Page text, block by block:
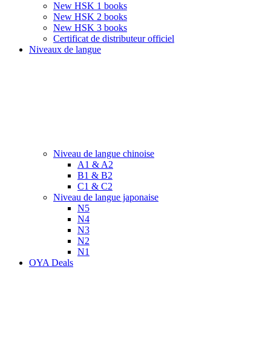
New HSK 1 books
New HSK 2 books
New HSK 3 books
Certificat de distributeur officiel
Niveaux de langue
Niveau de langue chinoise
A1 & A2
B1 & B2
C1 & C2
Niveau de langue japonaise
N5
N4
N3
N2
N1
OYA Deals